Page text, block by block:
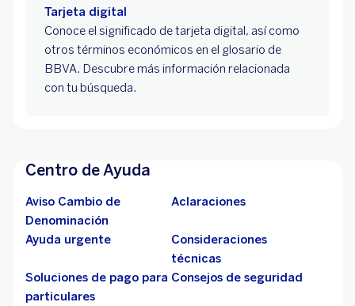
Tarjeta digital
Conoce el significado de tarjeta digital, así como
otros términos económicos en el glosario de
BBVA. Descubre más información relacionada
con tu búsqueda.
Centro de Ayuda
Aviso Cambio de
Denominación
Aclaraciones
Ayuda urgente
Consideraciones
técnicas
Soluciones de pago para
particulares
Consejos de seguridad